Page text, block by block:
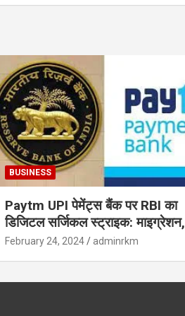
BUSINESS
Paytm UPI पेमेंट्स बैंक पर RBI का
डिजिटल सर्जिकल स्ट्राइक: माइग्रेशन,
सुरक्षा और उपयोगकर्ताओं के लिए सलाह!
February 24, 2024 adminrkm